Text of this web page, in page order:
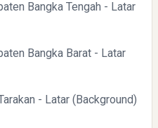
Bangka Tengah - Latar
Bangka Barat - Latar
- Latar (Background)